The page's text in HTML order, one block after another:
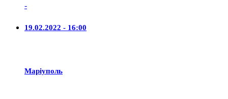
-
19.02.2022 - 16:00
Маріуполь